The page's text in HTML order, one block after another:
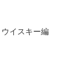
ウイスキー編